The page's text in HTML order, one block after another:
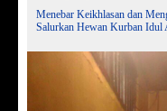
Menebar Keikhlasan dan
Salurkan Hewan Kurban Idul